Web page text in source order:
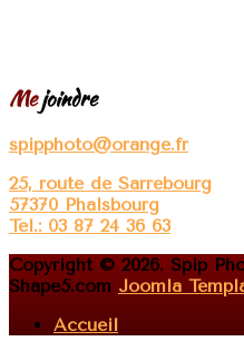
Mejoindre
spipphoto@orange.fr
25, route de Sarrebourg
57370 Phalsbourg
Tel.: 03 87 24 36 63
Copyright © 2026. Spip
Shape5.com Joomla
Accueil